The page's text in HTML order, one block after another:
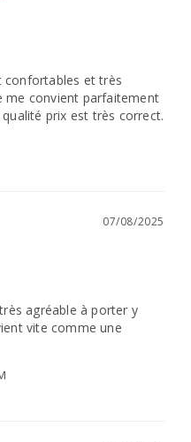
confortables et très
me convient parfaitement
prix est très correct.
07/08/2025
agréable à porter y
vite comme une